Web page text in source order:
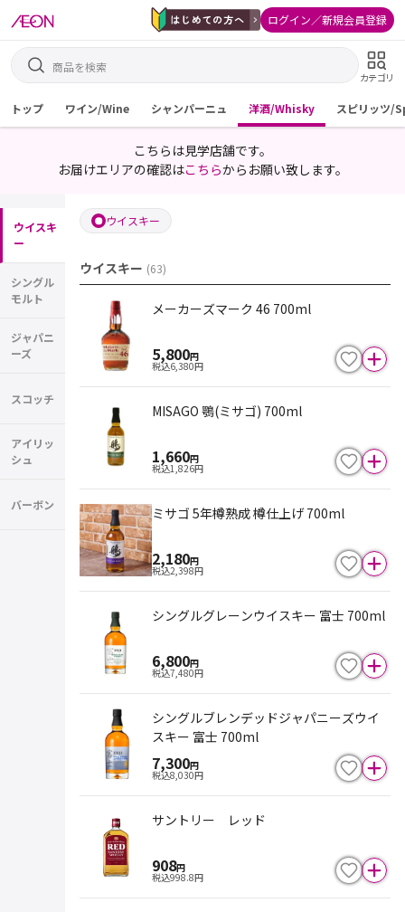
ログイン／新規会員登録
カテゴリ
トップ ワイン/Wine シャンパーニュ 洋酒/Whisky スピリッツ/
こちらは見学店舗です。
お届けエリアの確認はこちらからお願い致します。
ウイスキ
ー
シングル
モルト
ジャパニ
ーズ
スコッチ
アイリッ
シュ
バーボン
ウイスキー
ウイスキー (63)
メーカーズマーク 46 700ml
5,800円
税込6,380円
MISAGO 鶚(ミサゴ) 700ml
1,660円
税込1,826円
ミサゴ 5年樽熟成 樽仕上げ 700ml
2,180円
税込2,398円
シングルグレーンウイスキー 富士 700ml
6,800円
税込7,480円
シングルブレンデッドジャパニーズウイ
スキー 富士 700ml
7,300円
税込8,030円
サントリー レッド
908円
税込998.8円